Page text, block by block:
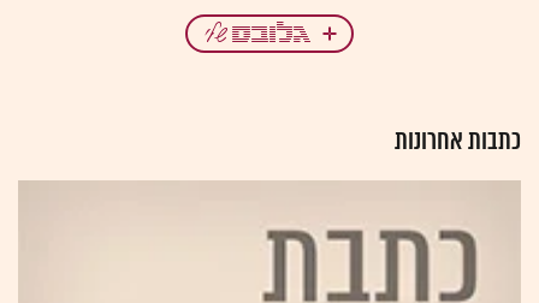
כתבות אחרונות